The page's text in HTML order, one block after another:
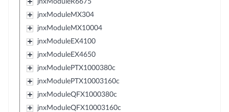
jnxModuleR6675
jnxModuleMX304
jnxModuleMX10004
jnxModuleEX4100
jnxModuleEX4650
jnxModulePTX1000380c
jnxModulePTX10003160c
jnxModuleQFX1000380c
jnxModuleQFX10003160c